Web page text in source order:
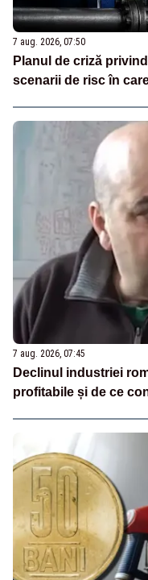
7 aug. 2026, 07:50
Planul de criză
scenarii de risc în
7 aug. 2026, 07:45
Declinul industriei
profitabile și de ce